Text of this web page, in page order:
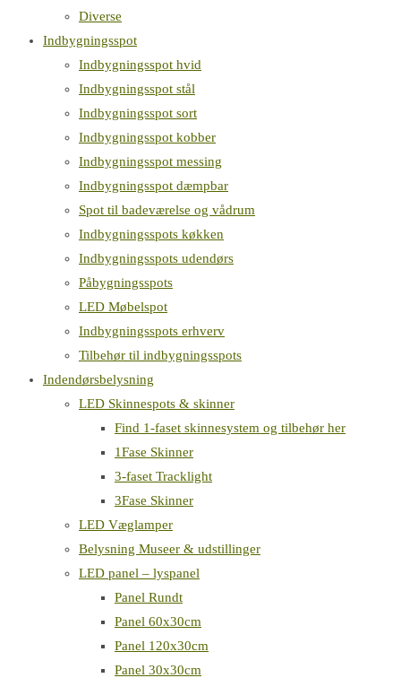
Diverse
Indbygningsspot
Indbygningsspot hvid
Indbygningsspot stål
Indbygningsspot sort
Indbygningsspot kobber
Indbygningsspot messing
Indbygningsspot dæmpbar
Spot til badeværelse og vådrum
Indbygningsspots køkken
Indbygningsspots udendørs
Påbygningsspots
LED Møbelspot
Indbygningsspots erhverv
Tilbehør til indbygningsspots
Indendørsbelysning
LED Skinnespots & skinner
Find 1-faset skinnesystem og tilbehør her
1Fase Skinner
3-faset Tracklight
3Fase Skinner
LED Væglamper
Belysning Museer & udstillinger
LED panel – lyspanel
Panel Rundt
Panel 60x30cm
Panel 120x30cm
Panel 30x30cm